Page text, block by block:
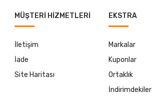
MÜŞTERI HIZMETLERI
İletişim
İade
Site Haritası
EKSTRA
Markalar
Kuponlar
Ortaklık
İndirimdekiler